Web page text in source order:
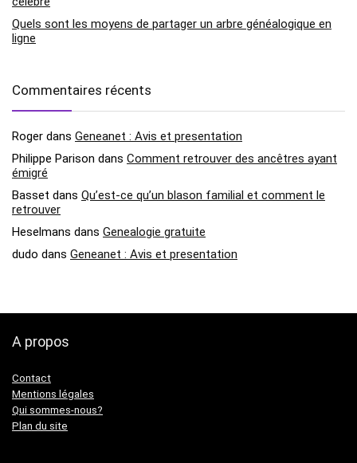
Quels sont les moyens de partager un arbre généalogique en
ligne
Commentaires récents
Roger dans Geneanet : Avis et presentation
Philippe Parison dans Comment retrouver des ancêtres ayant
émigré
Basset dans Qu’est-ce qu’un blason familial et comment le
retrouver
Heselmans dans Genealogie gratuite
dudo dans Geneanet : Avis et presentation
A propos
Contact
Mentions légales
Qui sommes-nous?
Plan du site